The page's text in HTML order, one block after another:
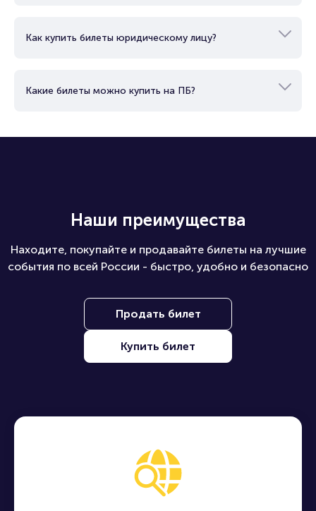
Как купить билеты юридическому лицу?
Какие билеты можно купить на ПБ?
Наши преимущества
Находите, покупайте и продавайте билеты на лучшие
события по всей России - быстро, удобно и безопасно
Продать билет
Купить билет